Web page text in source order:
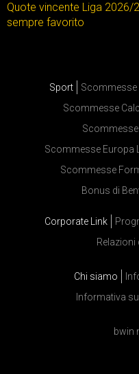
Quote vincente Liga 2026/
sempre favorito
Sport Scommesse
Scommesse
Scommesse Europa
Scommesse
Bonus di
Corporate Link
Relazioni
Chi siamo
Informativa
bwin